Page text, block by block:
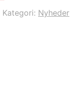
Kategori: Nyheder